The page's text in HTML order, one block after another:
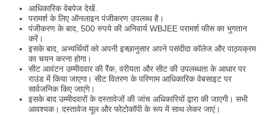
आधिकारिक वेबपेज देखें.
परामर्श के लिए ऑनलाइन पंजीकरण उपलब्ध है।
पंजीकरण के बाद, 500 रुपये की अनिवार्य WBJEE परामर्श फीस का भुगतान
करें।
इसके बाद, अभ्यर्थियों को अपनी इच्छानुसार अपने पसंदीदा कॉलेज और पाठ्यक्रम
का चयन करना होगा।
सीट आवंटन उम्मीदवार की रैंक, वरीयता और सीट की उपलब्धता के आधार पर
राउंड में किया जाएगा। सीट वितरण के परिणाम आधिकारिक वेबसाइट पर
सार्वजनिक किए जाएंगे।
इसके बाद उम्मीदवारों के दस्तावेजों की जांच अधिकारियों द्वारा की जाएगी। सभी
आवश्यक। दस्तावेज मूल और फोटोकॉपी के रूप में साथ लेकर जाएं।